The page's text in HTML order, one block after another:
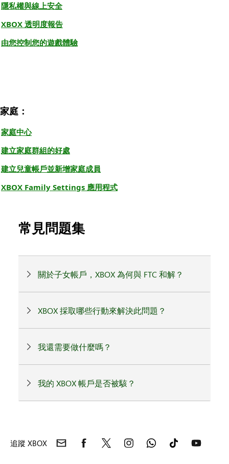
隱私權與線上安全
XBOX 透明度報告
由您控制您的遊戲體驗
家庭：
家庭中心
建立家庭群組的好處
建立兒童帳戶並新增家庭成員
XBOX Family Settings 應用程式
常見問題集
關於子女帳戶，XBOX 為何與 FTC 和解？
XBOX 採取哪些行動來解決此問題？
我還需要做什麼嗎？
我的 XBOX 帳戶是否被駭？
追蹤 XBOX